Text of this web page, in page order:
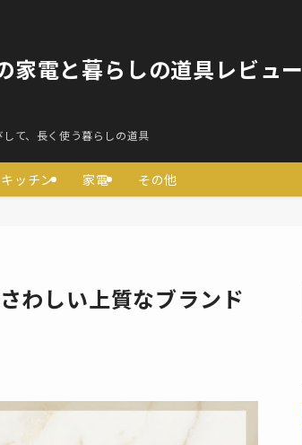
家電と暮らしの道具レビュー
て、長く使う暮らしの道具
キッチン 家電 その他
わしい上質なブランド